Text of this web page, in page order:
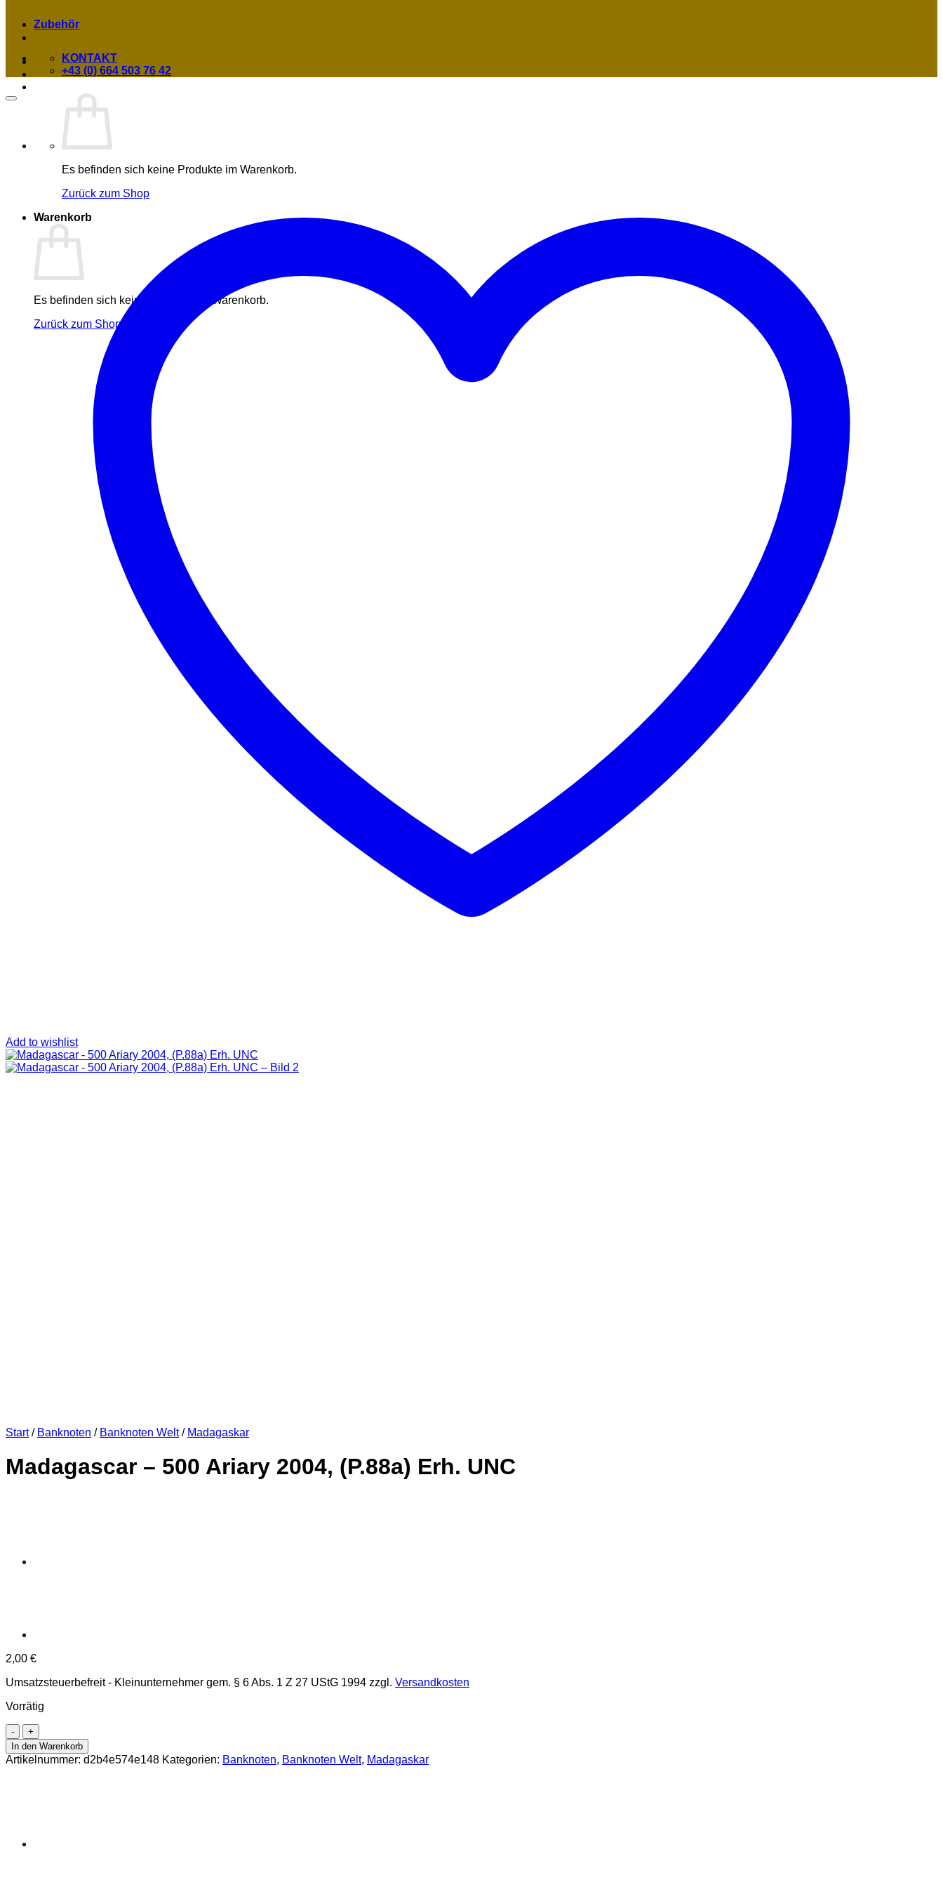
Es befinden sich keine Produkte im Warenkorb.
Zurück zum Shop
Warenkorb
Es befinden sich keine Produkte im Warenkorb.
Zurück zum Shop
Zubehör
KONTAKT
+43 (0) 664 503 76 42
Add to wishlist
Start / Banknoten / Banknoten Welt / Madagaskar
Madagascar – 500 Ariary 2004, (P.88a) Erh. UNC
2,00 €
Umsatzsteuerbefreit - Kleinunternehmer gem. § 6 Abs. 1 Z 27 UStG 1994 zzgl. Versandkosten
Vorrätig
Madagascar
-
500
Ariary
In den Warenkorb
Artikelnummer: d2b4e574e148 Kategorien: Banknoten, Banknoten Welt, Madagaskar